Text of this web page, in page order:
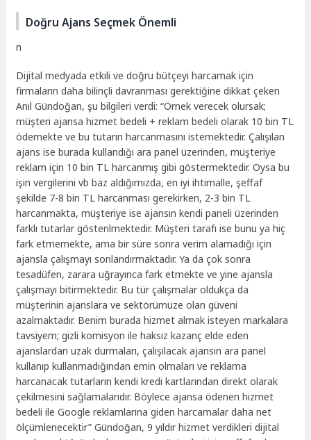
Doğru Ajans Seçmek Önemli
n
Dijital medyada etkili ve doğru bütçeyi harcamak için
firmaların daha bilinçli davranması gerektiğine dikkat çeken
Anıl Gündoğan, şu bilgileri verdi: “Örnek verecek olursak;
müşteri ajansa hizmet bedeli + reklam bedeli olarak 10 bin TL
ödemekte ve bu tutarın harcanmasını istemektedir. Çalışılan
ajans ise burada kullandığı ara panel üzerinden, müşteriye
reklam için 10 bin TL harcanmış gibi göstermektedir. Oysa bu
işin vergilerini vb baz aldığımızda, en iyi ihtimalle, şeffaf
şekilde 7-8 bin TL harcanması gerekirken, 2-3 bin TL
harcanmakta, müşteriye ise ajansın kendi paneli üzerinden
farklı tutarlar gösterilmektedir. Müşteri tarafı ise bunu ya hiç
fark etmemekte, ama bir süre sonra verim alamadığı için
ajansla çalışmayı sonlandırmaktadır. Ya da çok sonra
tesadüfen, zarara uğrayınca fark etmekte ve yine ajansla
çalışmayı bitirmektedir. Bu tür çalışmalar oldukça da
müşterinin ajanslara ve sektörümüze olan güveni
azalmaktadır. Benim burada hizmet almak isteyen markalara
tavsiyem; gizli komisyon ile haksız kazanç elde eden
ajanslardan uzak durmaları, çalışılacak ajansın ara panel
kullanıp kullanmadığından emin olmaları ve reklama
harcanacak tutarların kendi kredi kartlarından direkt olarak
çekilmesini sağlamalarıdır. Böylece ajansa ödenen hizmet
bedeli ile Google reklamlarına giden harcamalar daha net
ölçümlenecektir” Gündoğan, 9 yıldır hizmet verdikleri dijital